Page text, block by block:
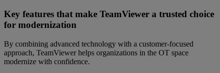
Key features that make TeamViewer a trusted choice
for modernization
By combining advanced technology with a customer-focused
approach, TeamViewer helps organizations in the OT space
modernize with confidence.